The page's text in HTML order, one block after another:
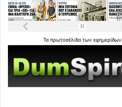
Τα πρωτοσέλιδα των εφημερίδων